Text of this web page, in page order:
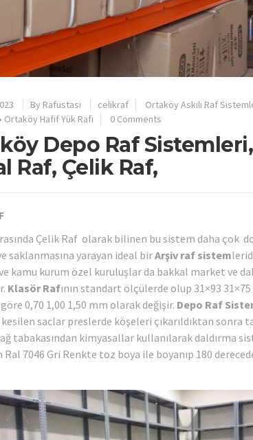
By Rafustasi celikraf Ortaköy Askılı Raf
• Ortaköy Hafif Yük Rafı 0 Comments
Depo Raf
Raf, Çelik Raf,
Çelik Raf olarak bilinen bu sistem daha çok
saklanmasına yarayan ideal birArşiv raf sistem
kamu kurum özel kuruluşlar da bakkal market ve
Klasör Rafının standart ölçülerde olup 31×93
göre 0,70 1,00 1,50 mm olarak değişir. Depo Raf
saclar preslerde köşeleri çıkarıldıktan sonra
tabakasından kimyasallar kullanılarak
7046 Gri Renkte toz boya ile boyanıp 180